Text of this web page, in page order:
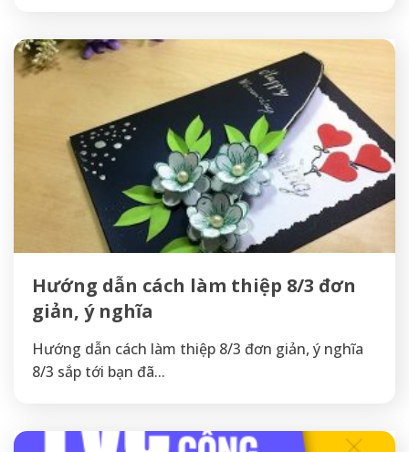
Hướng dẫn cách làm thiệp 8/3 đơn
giản, ý nghĩa
Hướng dẫn cách làm thiệp 8/3 đơn giản, ý nghĩa
8/3 sắp tới bạn đã...